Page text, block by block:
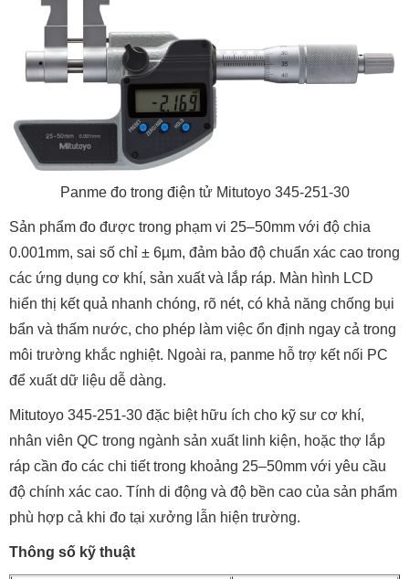
Panme đo trong điện tử Mitutoyo 345-251-30
Sản phẩm đo được trong phạm vi 25–50mm với độ chia
0.001mm, sai số chỉ ± 6µm, đảm bảo độ chuẩn xác cao trong
các ứng dụng cơ khí, sản xuất và lắp ráp. Màn hình LCD
hiển thị kết quả nhanh chóng, rõ nét, có khả năng chống bụi
bẩn và thấm nước, cho phép làm việc ổn định ngay cả trong
môi trường khắc nghiệt. Ngoài ra, panme hỗ trợ kết nối PC
để xuất dữ liệu dễ dàng.
Mitutoyo 345-251-30 đặc biệt hữu ích cho kỹ sư cơ khí,
nhân viên QC trong ngành sản xuất linh kiện, hoặc thợ lắp
ráp cần đo các chi tiết trong khoảng 25–50mm với yêu cầu
độ chính xác cao. Tính di động và độ bền cao của sản phẩm
phù hợp cả khi đo tại xưởng lẫn hiện trường.
Thông số kỹ thuật